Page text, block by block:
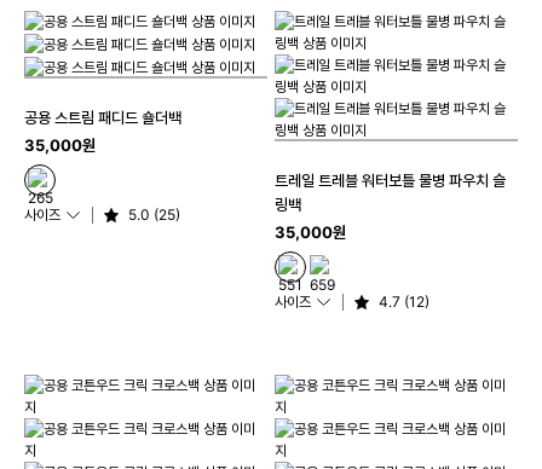
공용 스트림 패디드 숄더백
35,000원
사이즈 5.0 (25)
트레일 트레블 워터보틀 물병 파우치 슬
링백
35,000원
사이즈 4.7 (12)